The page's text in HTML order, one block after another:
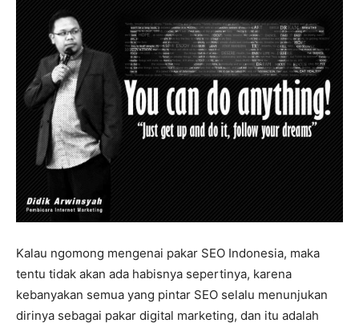
Kalau ngomong mengenai pakar SEO Indonesia, maka
tentu tidak akan ada habisnya sepertinya, karena
kebanyakan semua yang pintar SEO selalu menunjukan
dirinya sebagai pakar digital marketing, dan itu adalah